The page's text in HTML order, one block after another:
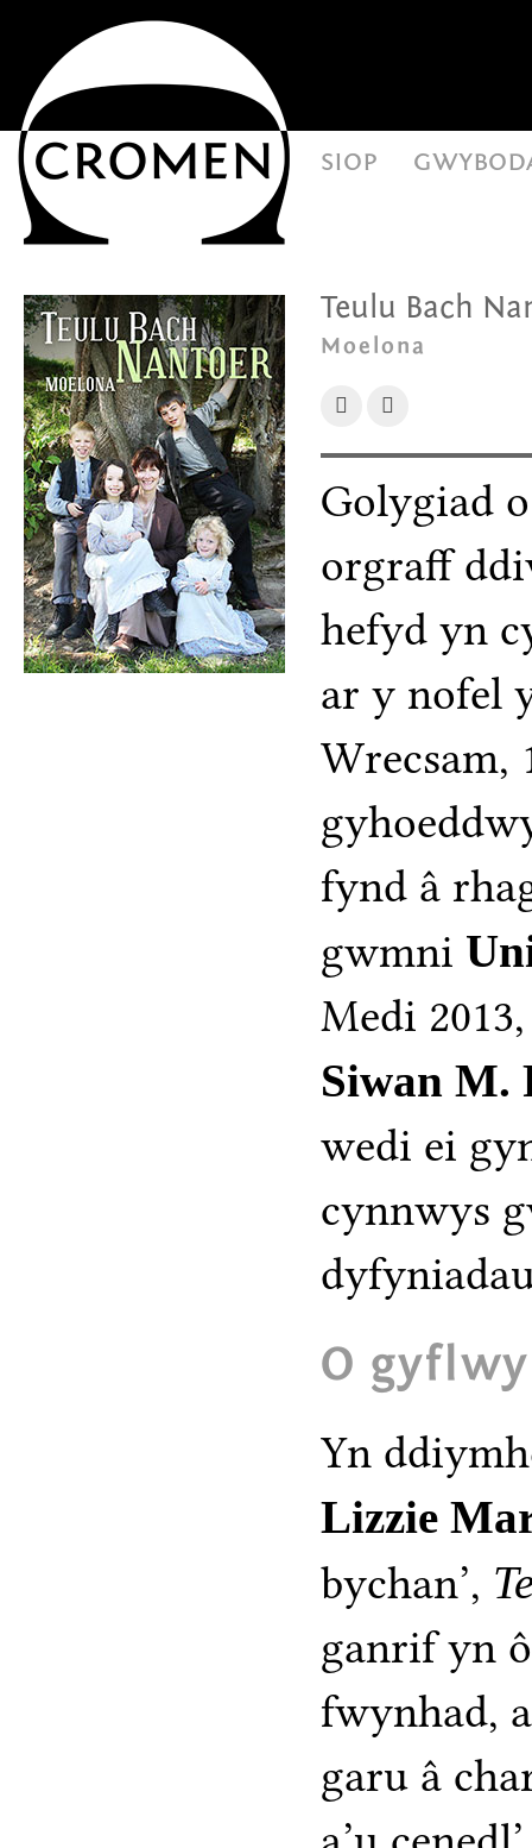
siop
Teulu Bach
Moelona
Golygiad
orgraff
hefyd yn
ar y nofel
Wrecsam,
fynd â
gwmni
Medi
Siwan M.
wedi ei
cynnwys
O
Yn
Lizzie
bychan’,
ganrif yn
fwynhad,
garu â